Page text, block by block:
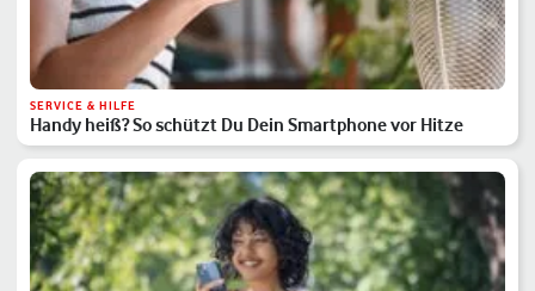
SERVICE & HILFE
Handy heiß? So schützt Du Dein Smartphone vor Hitze